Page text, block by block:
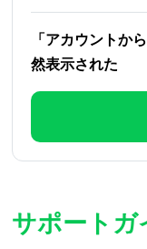
「アカウントか
然表示された
サポートガ